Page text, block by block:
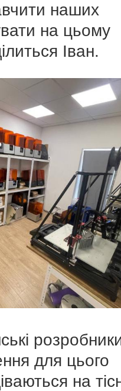
наших
на цьому
Іван.
для цього
на